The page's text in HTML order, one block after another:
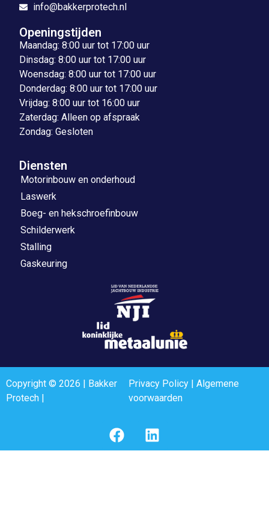
info@bakkerprotech.nl
Openingstijden
Maandag: 8:00 uur tot 17:00 uur
Dinsdag: 8:00 uur tot 17:00 uur
Woensdag: 8:00 uur tot 17:00 uur
Donderdag: 8:00 uur tot 17:00 uur
Vrijdag: 8:00 uur tot 16:00 uur
Zaterdag: Alleen op afspraak
Zondag: Gesloten
Diensten
Motorinbouw en onderhoud
Laswerk
Boeg- en hekschroefinbouw
Schilderwerk
Stalling
Gaskeuring
Copyright © 2026 | Bakker
Protech |
Privacy Policy| Algemene
voorwaarden